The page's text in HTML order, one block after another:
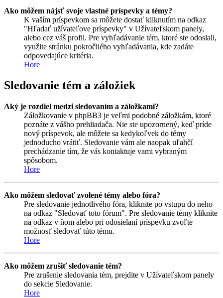
Ako môžem nájsť svoje vlastné príspevky a témy?
K vaším príspevkom sa môžete dostať kliknutím na odkaz
"Hľadať užívateľove príspevky" v Užívateľskom panely,
alebo cez váš profil. Pre vyhľadávanie tém, ktoré ste odoslali,
využite stránku pokročilého vyhľadávania, kde zadáte
odpovedajúce kritéria.
Hore
Sledovanie tém a záložiek
Aký je rozdiel medzi sledovaním a záložkami?
Záložkovanie v phpBB3 je veľmi podobné záložkám, ktoré
poznáte z vášho prehliadača. Nie ste upozornený, keď príde
nový príspevok, ale môžete sa kedykoľvek do témy
jednoducho vrátiť. Sledovanie vám ale naopak uľahčí
prechádzanie tím, že vás kontaktuje vami vybraným
spôsobom.
Hore
Ako môžem sledovať zvolené témy alebo fóra?
Pre sledovanie jednotlivého fóra, kliknite po vstupu do neho
na odkaz "Sledovať toto fórum". Pre sledovanie témy kliknite
na odkaz v ňom alebo pri odosielaní príspevku zvoľte
možnosť sledovať túto tému.
Hore
Ako môžem zrušiť sledovanie tém?
Pre zrušenie sledovania tém, prejdite v Užívateľskom panely
do sekcie Sledovanie.
Hore